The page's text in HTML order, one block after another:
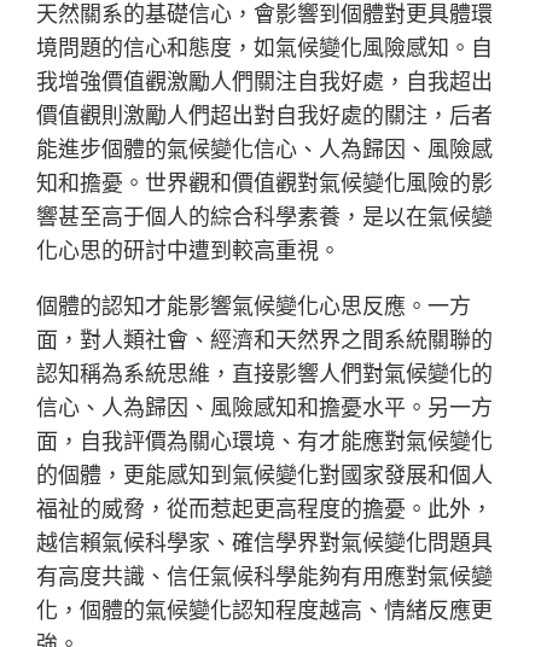
天然關系的基礎信心，會影響到個體對更具體環
境問題的信心和態度，如氣候變化風險感知。自
我增強價值觀激勵人們關注自我好處，自我超出
價值觀則激勵人們超出對自我好處的關注，后者
能進步個體的氣候變化信心、人為歸因、風險感
知和擔憂。世界觀和價值觀對氣候變化風險的影
響甚至高于個人的綜合科學素養，是以在氣候變
化心思的研討中遭到較高重視。
個體的認知才能影響氣候變化心思反應。一方
面，對人類社會、經濟和天然界之間系統關聯的
認知稱為系統思維，直接影響人們對氣候變化的
信心、人為歸因、風險感知和擔憂水平。另一方
面，自我評價為關心環境、有才能應對氣候變化
的個體，更能感知到氣候變化對國家發展和個人
福祉的威脅，從而惹起更高程度的擔憂。此外，
越信賴氣候科學家、確信學界對氣候變化問題具
有高度共識、信任氣候科學能夠有用應對氣候變
化，個體的氣候變化認知程度越高、情緒反應更